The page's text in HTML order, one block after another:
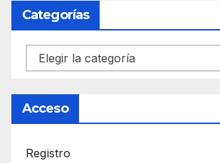
Categorías
Categorías
Acceso
Registro